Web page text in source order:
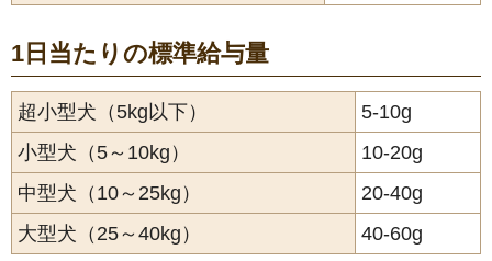
1日当たりの標準給与量
超小型犬（5kg以下）
5-10g
小型犬（5～10kg）
10-20g
中型犬（10～25kg）
20-40g
大型犬（25～40kg）
40-60g